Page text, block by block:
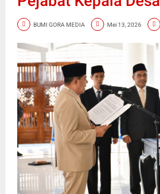
BUMI GORA MEDIA Mei 13, 2026